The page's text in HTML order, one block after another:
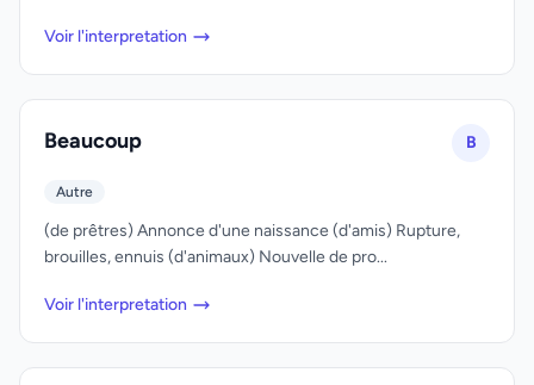
Voir l'interpretation
Beaucoup B
Autre
(de prêtres) Annonce d'une naissance (d'amis) Rupture,
brouilles, ennuis (d'animaux) Nouvelle de pro...
Voir l'interpretation